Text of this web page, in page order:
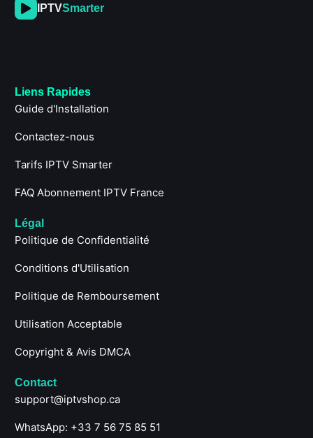
IPTVSmarter
Liens Rapides
Guide d'Installation
Contactez-nous
Tarifs IPTV Smarter
FAQ Abonnement IPTV France
Légal
Politique de Confidentialité
Conditions d'Utilisation
Politique de Remboursement
Utilisation Acceptable
Copyright & Avis DMCA
Contact
support@iptvshop.ca
WhatsApp: +33 7 56 75 85 51